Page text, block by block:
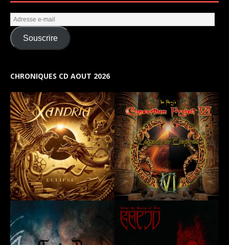
Souscrire
CHRONIQUES CD AOUT 2026